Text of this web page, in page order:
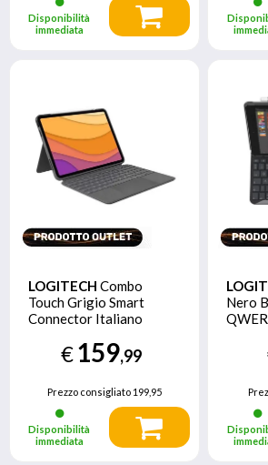
Disponibilità
immediata
LOGITECH Combo
Touch Grigio Smart
Connector Italiano
€159,99
Prezzo consigliato199,95
Disponibilità
immediata
Nero